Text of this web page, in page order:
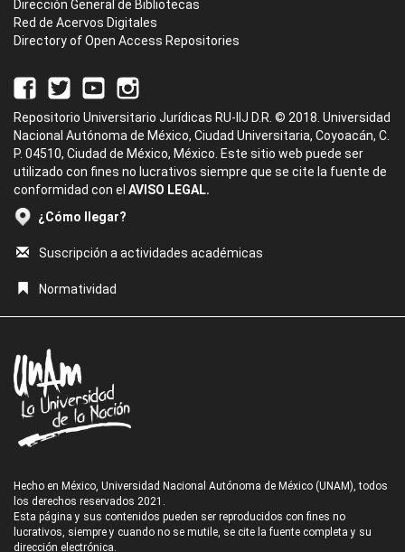
Dirección General de Bibliotecas
Red de Acervos Digitales
Directory of Open Access Repositories
Repositorio Universitario Jurídicas RU-IIJ D.R. © 2018. Universidad
Nacional Autónoma de México, Ciudad Universitaria, Coyoacán, C.
P. 04510, Ciudad de México, México. Este sitio web puede ser
utilizado con fines no lucrativos siempre que se cite la fuente de
conformidad con el AVISO LEGAL.
¿Cómo llegar?
Suscripción a actividades académicas
Normatividad
Hecho en México, Universidad Nacional Autónoma de México (UNAM), todos
los derechos reservados 2021.
Esta página y sus contenidos pueden ser reproducidos con fines no
lucrativos, siempre y cuando no se mutile, se cite la fuente completa y su
dirección electrónica.